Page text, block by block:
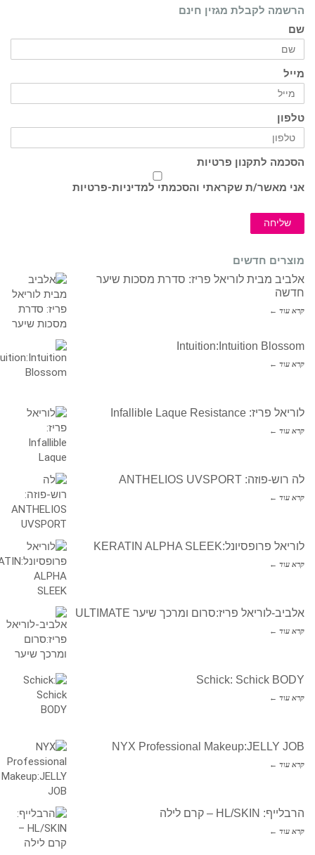
הרשמה לקבלת מגזין חינם
שם
מייל
טלפון
הסכמה לתקנון פרטיות
אני מאשר/ת שקראתי והסכמתי למדיניות-פרטיות
שליחה
מוצרים חדשים
אלביב מבית לוריאל פריז: סדרת מסכות שיער
חדשה
קרא עוד ←
Intuition:Intuition Blossom
קרא עוד ←
לוריאל פריז: Infallible Laque Resistance
קרא עוד ←
לה רוש-פוזה: ANTHELIOS UVSPORT
קרא עוד ←
לוריאל פרופסיונל:KERATIN ALPHA SLEEK
קרא עוד ←
אלביב-לוריאל פריז:סרום ומרכך שיער ULTIMATE
קרא עוד ←
Schick: Schick BODY
קרא עוד ←
NYX Professional Makeup:JELLY JOB
קרא עוד ←
הרבלייף: HL/SKIN – קרם לילה
קרא עוד ←